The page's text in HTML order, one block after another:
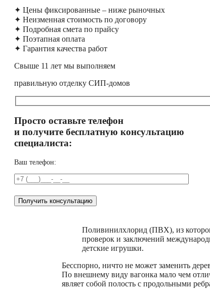
✦ Цены фиксированные – ниже рыночных
✦ Неизменная стоимость по договору
✦ Подробная смета по прайсу
✦ Поэтапная оплата
✦ Гарантия качества работ
Свыше 11 лет мы выполняем
правильную отделку СИП-домов
Просто оставьте телефон
и получите бесплатную консультацию
специалиста:
Ваш телефон:
Поливинилхлорид (ПВХ), из
проверок и заключений
детские игрушки.
Бесспорно, ничто не может заменить
По внешнему виду вагонка мало чем
являет собой полость с продольными